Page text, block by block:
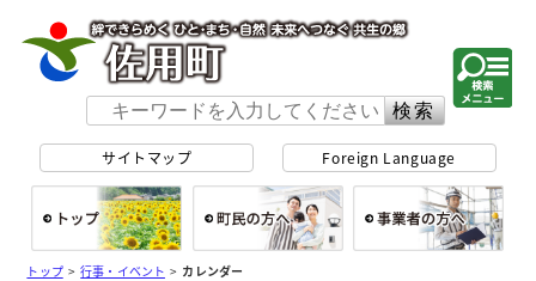
サイトマップ Foreign Language
総合トップ
トップ>行事・イベント > カレンダー